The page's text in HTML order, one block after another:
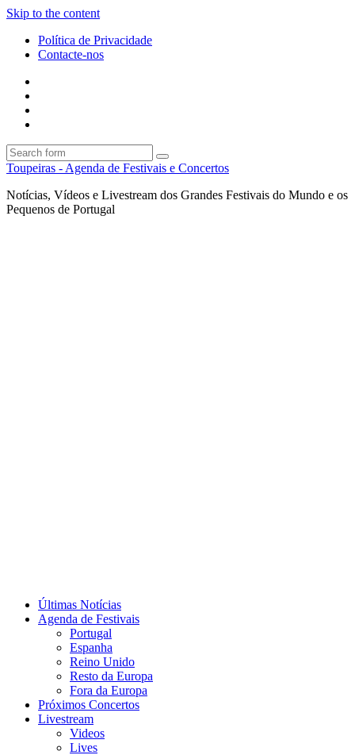
Skip to the content
Política de Privacidade
Contacte-nos
Search
Toupeiras - Agenda de Festivais e Concertos
Notícias, Vídeos e Livestream dos Grandes Festivais do Mundo e os
Pequenos de Portugal
Últimas Notícias
Agenda de Festivais
Portugal
Espanha
Reino Unido
Resto da Europa
Fora da Europa
Próximos Concertos
Livestream
Videos
Lives